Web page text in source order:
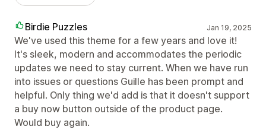
Birdie Puzzles Jan 19, 2025
We've used this theme for a few years and love it!
It's sleek, modern and accommodates the periodic
updates we need to stay current. When we have run
into issues or questions Guille has been prompt and
helpful. Only thing we'd add is that it doesn't support
a buy now button outside of the product page.
Would buy again.